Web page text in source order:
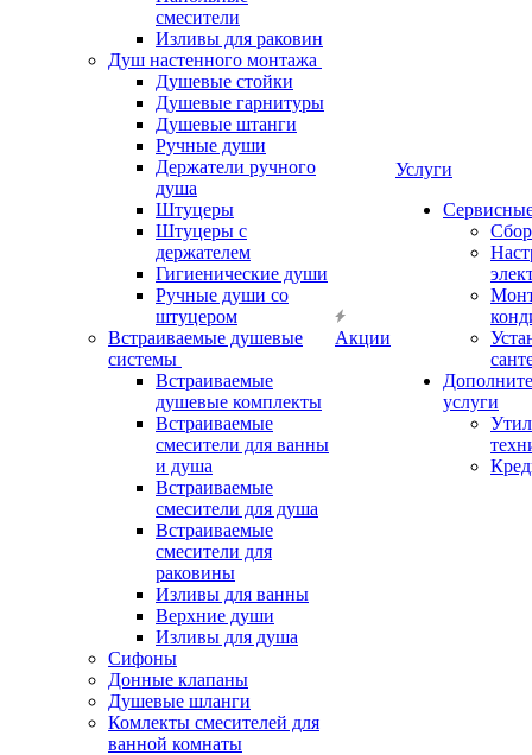
смесители
Изливы для раковин
Душ настенного монтажа
Душевые стойки
Душевые гарнитуры
Душевые штанги
Ручные души
Держатели ручного
душа
Штуцеры
Штуцеры с
держателем
Гигиенические души
Ручные души со
штуцером
Встраиваемые душевые
системы
Встраиваемые
душевые комплекты
Встраиваемые
смесители для ванны
и душа
Встраиваемые
смесители для душа
Встраиваемые
смесители для
раковины
Изливы для ванны
Верхние души
Изливы для душа
Сифоны
Донные клапаны
Душевые шланги
Комлекты смесителей для
ванной комнаты
Акции
Услуги
услуги